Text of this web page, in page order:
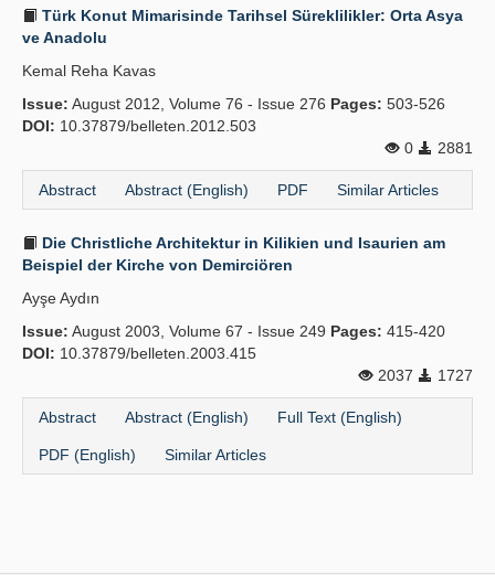
Türk Konut Mimarisinde Tarihsel Süreklilikler: Orta Asya
ve Anadolu
Kemal Reha Kavas
Issue: August 2012, Volume 76 - Issue 276 Pages: 503-526
DOI: 10.37879/belleten.2012.503
0
2881
Abstract Abstract (English) PDF Similar Articles
Die Christliche Architektur in Kilikien und Isaurien am
Beispiel der Kirche von Demirciören
Ayşe Aydın
Issue: August 2003, Volume 67 - Issue 249 Pages: 415-420
DOI: 10.37879/belleten.2003.415
2037
1727
Abstract Abstract (English) Full Text (English)
PDF (English) Similar Articles